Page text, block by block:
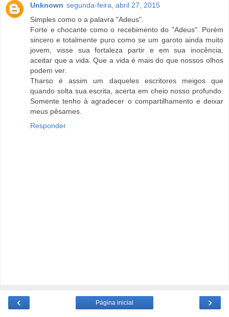
Unknown segunda-feira, abril 27, 2015
Simples como o a palavra "Adeus".
Forte e chocante como o recebimento do "Adeus". Porém
sincero e totalmente puro como se um garoto ainda muito
jovem, visse sua fortaleza partir e em sua inocência,
aceitar que a vida. Que a vida é mais do que nossos olhos
podem ver.
Tharso é assim um daqueles escritores meigos que
quando solta sua escrita, acerta em cheio nosso profundo.
Somente tenho à agradecer o compartilhamento e deixar
meus pêsames.
Responder
‹ ›
Página inicial